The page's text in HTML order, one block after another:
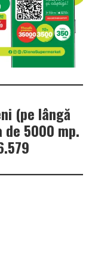
(pe lângă
5000 mp.